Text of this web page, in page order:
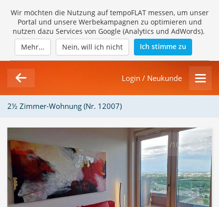
Wir möchten die Nutzung auf tempoFLAT messen, um unser
Portal und unsere Werbekampagnen zu optimieren und
nutzen dazu Services von Google (Analytics und AdWords).
Mehr...
Nein, will ich nicht Ich stimme zu
Login / Neukunde
2½ Zimmer-Wohnung (Nr. 12007)
Loading Gallery...
1/10